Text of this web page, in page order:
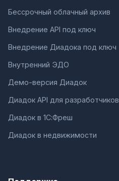
Бессрочный облачный архив
Внедрение API под ключ
Внедрение Диадока под ключ
Внутренний ЭДО
Демо-версия Диадок
Диадок API для разработчиков
Диадок в 1С:Фреш
Диадок в недвижимости